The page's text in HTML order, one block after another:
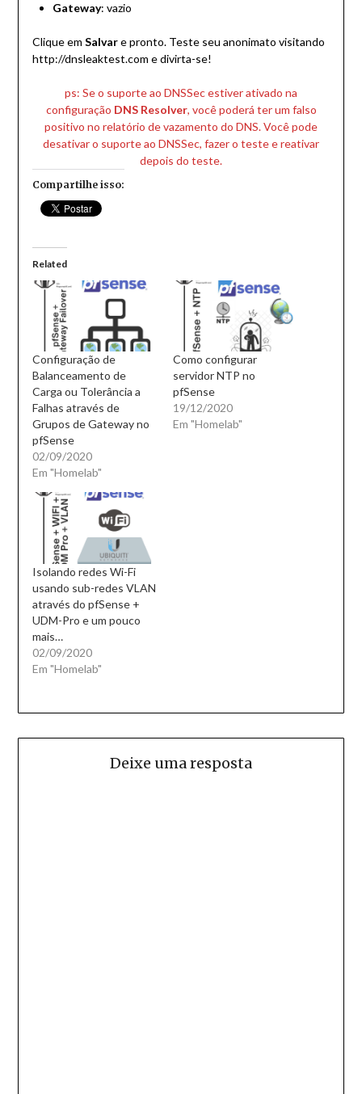
Gateway: vazio
Clique em Salvare pronto. Teste seu anonimato visitando
http://dnsleaktest.com e divirta-se!
ps: Se o suporte ao DNSSec estiver ativado na
configuração DNS Resolver, você poderá ter um falso
positivo no relatório de vazamento do DNS. Você pode
desativar o suporte ao DNSSec, fazer o teste e reativar
depois do teste.
Compartilhe isso:
Related
Configuração de
Balanceamento de
Carga ou Tolerância a
Falhas através de
Grupos de Gateway no
pfSense
02/09/2020
Em "Homelab"
Como configurar
servidor NTP no
pfSense
19/12/2020
Em "Homelab"
Isolando redes Wi-Fi
usando sub-redes VLAN
através do pfSense +
UDM-Pro e um pouco
mais…
02/09/2020
Em "Homelab"
Deixe uma resposta